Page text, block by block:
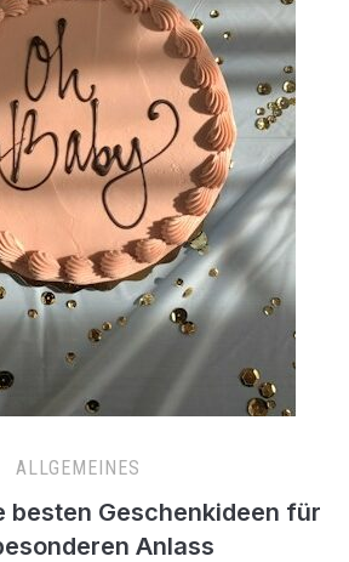
ALLGEMEINES
besten Geschenkideen für
Anlass